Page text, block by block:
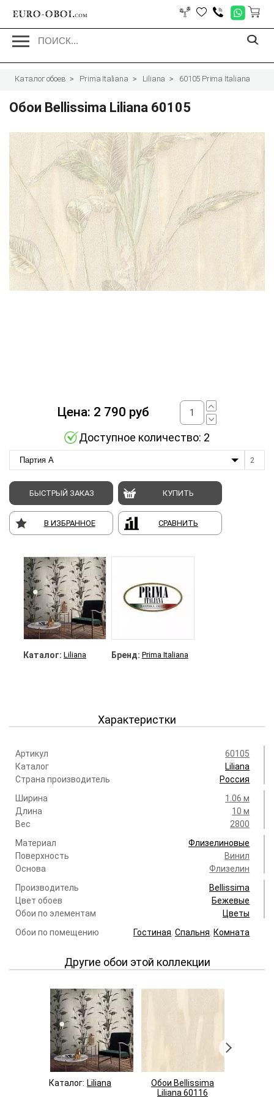
EURO-OBOI.com
Каталог обоев Prima Italiana Liliana 60105 Prima Italiana
Обои Bellissima Liliana 60105
Цена: 2 790 руб
Доступное количество: 2
Партия A 2
БЫСТРЫЙ ЗАКАЗ КУПИТЬ
В ИЗБРАННОЕ СРАВНИТЬ
Каталог: Liliana Бренд: Prima Italiana
Характеристки
Артикул
60105
Каталог
Liliana
Страна производитель
Россия
Ширина
1.06 м
Длина
10 м
Вес
2800
Материал
Флизелиновые
Поверхность
Винил
Основа
Флизелин
Производитель
Bellissima
Цвет обоев
Бежевые
Обои по элементам
Цветы
Обои по помещению
Гостиная.Спальня. Комната
Другие обои этой коллекции
Каталог: Liliana
Обои Bellissima
Liliana 60116